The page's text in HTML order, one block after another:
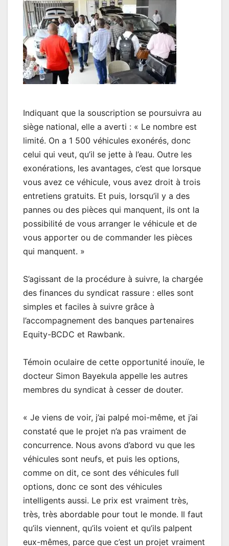
Indiquant que la souscription se poursuivra au
siège national, elle a averti : « Le nombre est
limité. On a 1 500 véhicules exonérés, donc
celui qui veut, qu’il se jette à l’eau. Outre les
exonérations, les avantages, c’est que lorsque
vous avez ce véhicule, vous avez droit à trois
entretiens gratuits. Et puis, lorsqu’il y a des
pannes ou des pièces qui manquent, ils ont la
possibilité de vous arranger le véhicule et de
vous apporter ou de commander les pièces
qui manquent. »
S’agissant de la procédure à suivre, la chargée
des finances du syndicat rassure : elles sont
simples et faciles à suivre grâce à
l’accompagnement des banques partenaires
Equity-BCDC et Rawbank.
Témoin oculaire de cette opportunité inouïe, le
docteur Simon Bayekula appelle les autres
membres du syndicat à cesser de douter.
« Je viens de voir, j’ai palpé moi-même, et j’ai
constaté que le projet n’a pas vraiment de
concurrence. Nous avons d’abord vu que les
véhicules sont neufs, et puis les options,
comme on dit, ce sont des véhicules full
options, donc ce sont des véhicules
intelligents aussi. Le prix est vraiment très,
très, très abordable pour tout le monde. Il faut
qu’ils viennent, qu’ils voient et qu’ils palpent
eux-mêmes, parce que c’est un projet vraiment